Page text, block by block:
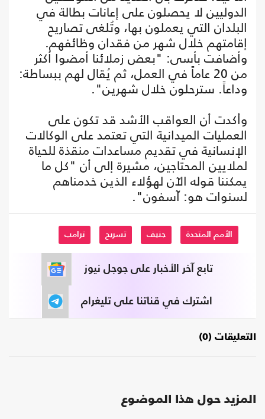
الدوليين لا يحصلون على إعانات بطالة في
البلدان التي يعملون بها، وتُلغى تصاريح
إقامتهم خلال شهر من فقدان وظائفهم.
وأضافت بأسى: "بعض زملائنا أمضوا أكثر
من 20 عاماً في العمل، ثم يُقال لهم ببساطة:
وداعاً. سترحلون خلال شهرين".
وأكدت أن العواقب الأشد قد تكون على
العمليات الميدانية التي تعتمد على الوكالات
الإنسانية في تقديم مساعدات منقذة للحياة
لملايين المحتاجين، مشيرة إلى أن "كل ما
يمكننا قوله الآن لهؤلاء الذين خدمناهم
لسنوات هو: آسفون".
الأمم المتحدة جنيف تسريح ترامب
تابع آخر الأخبار على جوجل نيوز
اشترك في قناتنا على تليغرام
التعليقات (0)
المزيد حول هذا الموضوع